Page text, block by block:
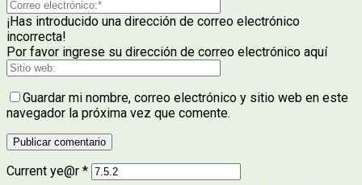
¡Has introducido una dirección de correo electrónico
incorrecta!
Por favor ingrese su dirección de correo electrónico aquí
Guardar mi nombre, correo electrónico y sitio web en este
navegador la próxima vez que comente.
Current ye@r *